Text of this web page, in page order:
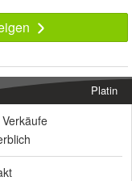
Platin